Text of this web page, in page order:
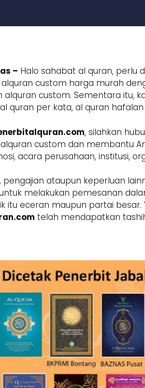
– Halo sahabat al quran, perlu
custom harga murah
custom. Sementara itu,
quran per kata, al quran
, silahkan
custom dan membantu
acara perusahaan, institusi,
ataupun keperluan
melakukan pemesanan
eceran maupun partai besar.
telah mendapatkan